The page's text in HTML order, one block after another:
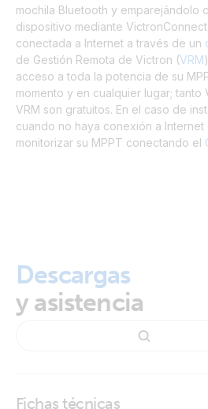
mochila Bluetooth y emparejándolo
dispositivo mediante
conectada a Internet a través de un
de Gestión Remota de Victron (VRM
acceso a toda la potencia de su
momento y en cualquier lugar; tanto
VRM son gratuitos. En el caso de
cuando no haya conexión a
monitorizar su MPPT conectando el
Descargas
y asistencia
Fichas técnicas